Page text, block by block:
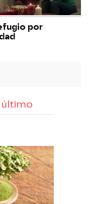
por
último